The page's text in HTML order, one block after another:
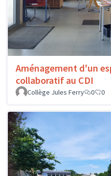
Aménagement d'un
collaboratif au CDI
Collège Jules Ferry
0 0